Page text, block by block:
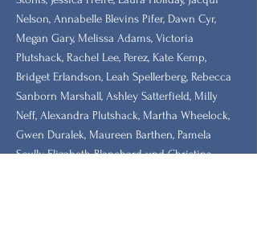
Nelson, Annabelle Blevins Pifer, Dawn Cyr,
Megan Gary, Melissa Adams, Victoria
Plutshack, Rachel Lee, Perez, Kate Kemp,
Bridget Erlandson, Leah Spellerberg, Rebecca
Sanborn Marshall, Ashley Satterfield, Milly
Neff, Alexandra Plutshack, Martha Wheelock,
Gwen Duralek, Maureen Barthen, Pamela
Scully, Elizabeth Blanchard und Christina